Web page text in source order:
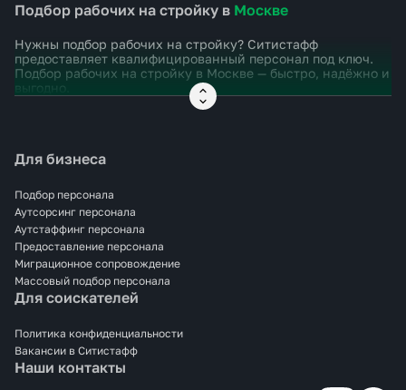
Подбор рабочих на стройку в Москве
Нужны подбор рабочих на стройку? Ситистафф
предоставляет квалифицированный персонал под ключ.
Подбор рабочих на стройку в Москве — быстро, надёжно и
выгодно.
Наши контакты
Для бизнеса
Подбор персонала
Аутсорсинг персонала
Аутстаффинг персонала
Предоставление персонала
Миграционное сопровождение
Массовый подбор персонала
Для соискателей
Политика конфиденциальности
Вакансии в Ситистафф